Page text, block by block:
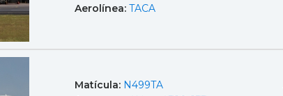
Aerolínea: TACA
Matícula: N499TA